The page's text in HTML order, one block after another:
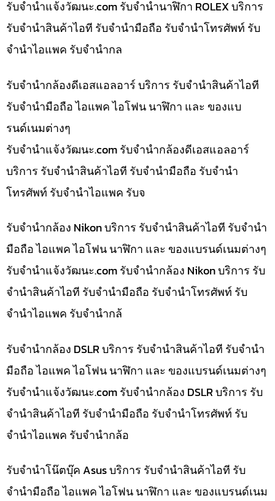
รับจํานําแจ้งวัฒนะ.com รับจำนำนาฬิกา ROLEX บริการ
รับจำนำสินค้าไอที รับจำนำมือถือ รับจำนำโทรศัพท์ รับ
จำนำไอแพค รับจำนำกล
รับจำนำกล้องดีเอสแอลอาร์ บริการ รับจำนำสินค้าไอที
รับจำนำมือถือ ไอแพค ไอโฟน นาฬิกา และ ของแบ
รนด์เนมต่างๆ
รับจํานําแจ้งวัฒนะ.com รับจำนำกล้องดีเอสแอลอาร์
บริการ รับจำนำสินค้าไอที รับจำนำมือถือ รับจำนำ
โทรศัพท์ รับจำนำไอแพค รับจ
รับจำนำกล้อง Nikon บริการ รับจำนำสินค้าไอที รับจำนำ
มือถือ ไอแพค ไอโฟน นาฬิกา และ ของแบรนด์เนมต่างๆ
รับจํานําแจ้งวัฒนะ.com รับจำนำกล้อง Nikon บริการ รับ
จำนำสินค้าไอที รับจำนำมือถือ รับจำนำโทรศัพท์ รับ
จำนำไอแพค รับจำนำกล้
รับจำนำกล้อง DSLR บริการ รับจำนำสินค้าไอที รับจำนำ
มือถือ ไอแพค ไอโฟน นาฬิกา และ ของแบรนด์เนมต่างๆ
รับจํานําแจ้งวัฒนะ.com รับจำนำกล้อง DSLR บริการ รับ
จำนำสินค้าไอที รับจำนำมือถือ รับจำนำโทรศัพท์ รับ
จำนำไอแพค รับจำนำกล้อ
รับจำนำโน๊ตบุ๊ค Asus บริการ รับจำนำสินค้าไอที รับ
จำนำมือถือ ไอแพค ไอโฟน นาฬิกา และ ของแบรนด์เนม